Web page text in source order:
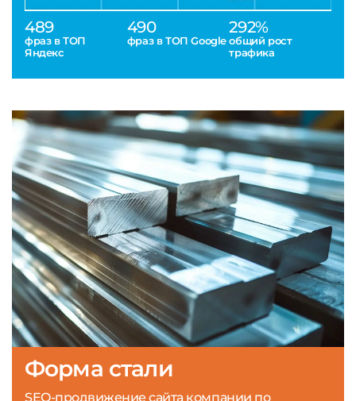
489
фраз в ТОП
Яндекс
490
фраз в ТОП Google
292%
общий рост
трафика
Форма стали
SEO-продвижение сайта компании по